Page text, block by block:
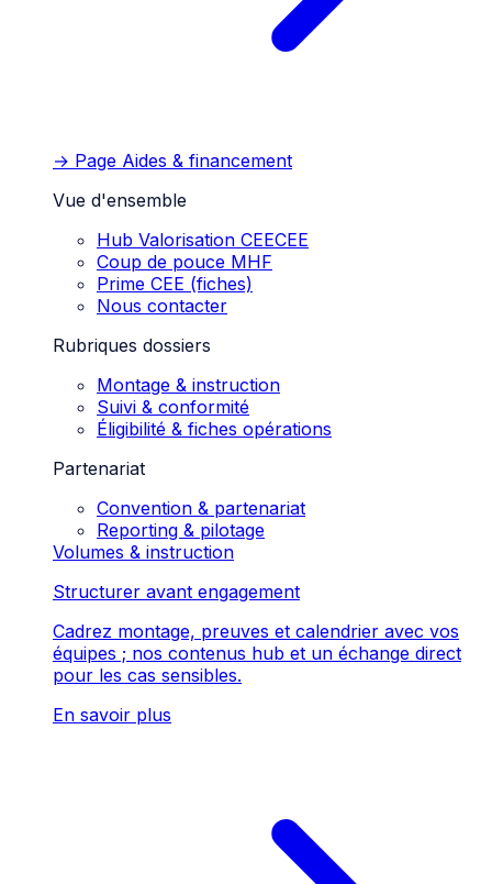
→ Page Aides & financement
Vue d'ensemble
Hub Valorisation CEECEE
Coup de pouce MHF
Prime CEE (fiches)
Nous contacter
Rubriques dossiers
Montage & instruction
Suivi & conformité
Éligibilité & fiches opérations
Partenariat
Convention & partenariat
Reporting & pilotage
Volumes & instruction
Structurer avant engagement
Cadrez montage, preuves et calendrier avec vos
équipes ; nos contenus hub et un échange direct
pour les cas sensibles.
En savoir plus